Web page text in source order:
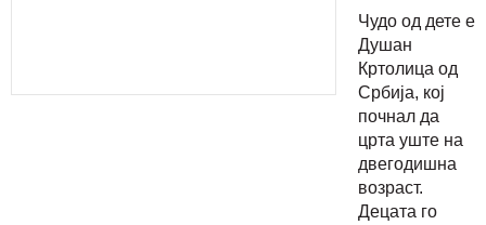
се
од
неговиот
талент
(ФОТО)
Чудо од дете е
Душан
Кртолица од
Србија, кој
почнал да
црта уште на
двегодишна
возраст.
Децата го